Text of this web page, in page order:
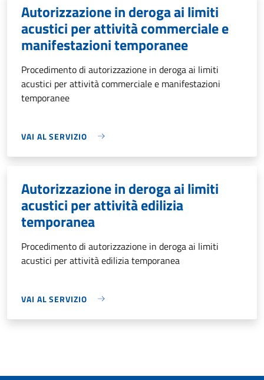
Autorizzazione in deroga ai limiti
acustici per attività commerciale e
manifestazioni temporanee
Procedimento di autorizzazione in deroga ai limiti
acustici per attività commerciale e manifestazioni
temporanee
VAI AL SERVIZIO
Autorizzazione in deroga ai limiti
acustici per attività edilizia
temporanea
Procedimento di autorizzazione in deroga ai limiti
acustici per attività edilizia temporanea
VAI AL SERVIZIO